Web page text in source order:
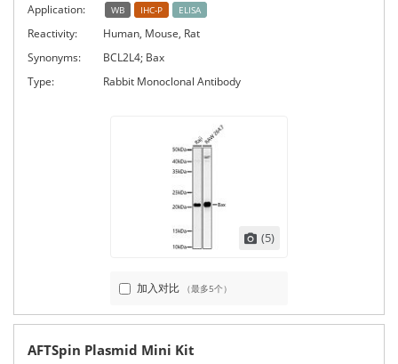
Application:
WB IHC-P ELISA
Reactivity:
Human, Mouse, Rat
Synonyms:
BCL2L4; Bax
Type:
Rabbit Monoclonal Antibody
(5)
加入对比 （最多5个）
AFTSpin Plasmid Mini Kit